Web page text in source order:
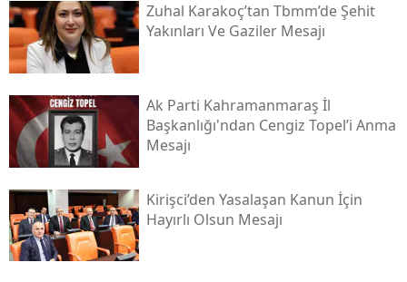
Zuhal Karakoç’tan Tbmm’de Şehit
Yakınları Ve Gaziler Mesajı
Ak Parti Kahramanmaraş İl
Başkanlığı'ndan Cengiz Topel’i Anma
Mesajı
Kirişci’den Yasalaşan Kanun İçin
Hayırlı Olsun Mesajı